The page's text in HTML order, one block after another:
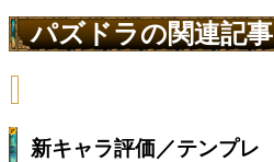
パズドラの関連記事
新キャラ評価／テンプレ